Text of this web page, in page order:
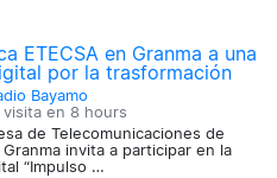
ETECSA en Granma a una
por la trasformación
Bayamo
visita en 8 hours
de Telecomunicaciones de
invita a participar en la
“Impulso …